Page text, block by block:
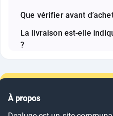
Que vérifier avant
La livraison est-elle
?
À propos